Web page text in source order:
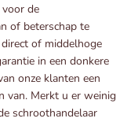
de
of beterschap te
of middelhoge
in een donkere
onze klanten een
van. Merkt u er weinig
schroothandelaar